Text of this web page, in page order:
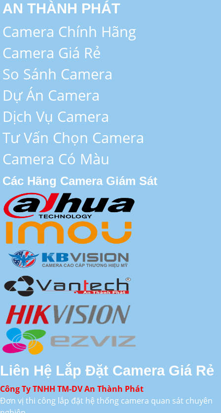
AN THÀNH PHÁT
Camera Chính Hãng
Camera Giá Rẻ
So Sánh Camera
Dự Án Camera
Dịch Vụ Camera
Tư Vấn Chọn Camera
Camera Có Màu
Các Hãng Camera Giám Sát
Liên Hệ Lắp Đặt Camera Giá Rẻ
Công Ty TNHH TM-DV An Thành Phát
Đơn vị thi công lắp đặt hệ thống camera quan sát chuyên